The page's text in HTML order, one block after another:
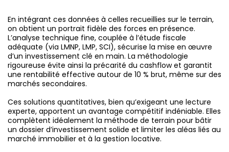
En intégrant ces données à celles recueillies sur le terrain,
on obtient un portrait fidèle des forces en présence.
L’analyse technique fine, couplée à l’étude fiscale
adéquate (via LMNP, LMP, SCI), sécurise la mise en œuvre
d’un investissement clé en main. La méthodologie
rigoureuse évite ainsi la précarité du cashflow et garantit
une rentabilité effective autour de 10 % brut, même sur des
marchés secondaires.
Ces solutions quantitatives, bien qu’exigeant une lecture
experte, apportent un avantage compétitif indéniable. Elles
complètent idéalement la méthode de terrain pour bâtir
un dossier d’investissement solide et limiter les aléas liés au
marché immobilier et à la gestion locative.